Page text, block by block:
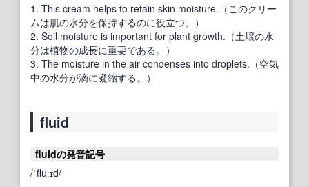
1. This cream helps to retain skin moisture.（このクリー
ムは肌の水分を保持するのに役立つ。）
2. Soil moisture is important for plant growth.（土壌の水
分は植物の成長に重要である。）
3. The moisture in the air condenses into droplets.（空気
中の水分が滴に凝縮する。）
fluid
fluidの発音記号
/ˈfluːɪd/